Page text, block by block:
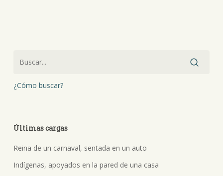
¿Cómo buscar?
Últimas cargas
Reina de un carnaval, sentada en un auto
Indígenas, apoyados en la pared de una casa